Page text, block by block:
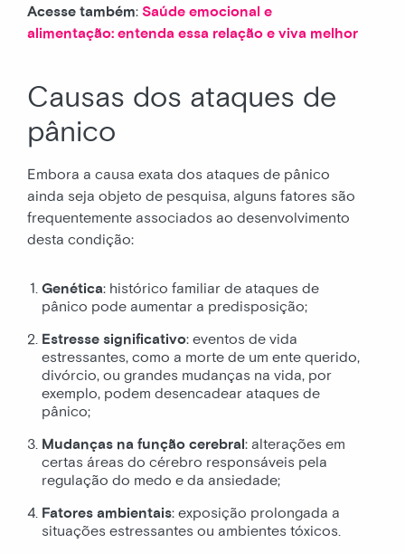
Acesse também: Saúde emocional e
alimentação: entenda essa relação e viva melhor
Causas dos ataques de
pânico
Embora a causa exata dos ataques de pânico
ainda seja objeto de pesquisa, alguns fatores são
frequentemente associados ao desenvolvimento
desta condição:
Genética: histórico familiar de ataques de
pânico pode aumentar a predisposição;
Estresse significativo: eventos de vida
estressantes, como a morte de um ente querido,
divórcio, ou grandes mudanças na vida, por
exemplo, podem desencadear ataques de
pânico;
Mudanças na função cerebral: alterações em
certas áreas do cérebro responsáveis pela
regulação do medo e da ansiedade;
Fatores ambientais: exposição prolongada a
situações estressantes ou ambientes tóxicos.